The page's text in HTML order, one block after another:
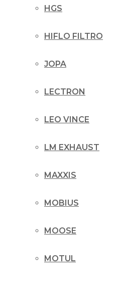
HGS
HIFLO FILTRO
JOPA
LECTRON
LEO VINCE
LM EXHAUST
MAXXIS
MOBIUS
MOOSE
MOTUL